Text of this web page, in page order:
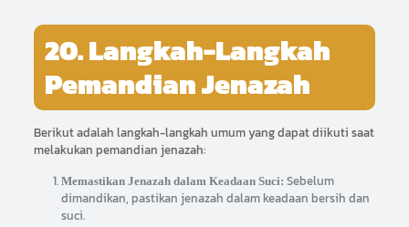
20. Langkah-Langkah
Pemandian Jenazah
Berikut adalah langkah-langkah umum yang dapat diikuti saat
melakukan pemandian jenazah:
Memastikan Jenazah dalam Keadaan Suci: Sebelum
dimandikan, pastikan jenazah dalam keadaan bersih dan
suci.